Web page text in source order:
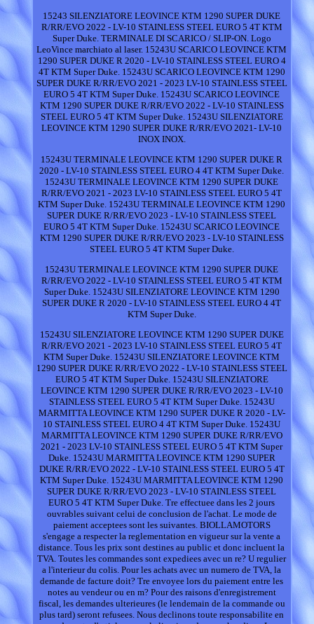
15243 SILENZIATORE LEOVINCE KTM 1290 SUPER DUKE
R/RR/EVO 2022 - LV-10 STAINLESS STEEL EURO 5 4T KTM
Super Duke. TERMINALE DI SCARICO / SLIP-ON. Logo
LeoVince marchiato al laser. 15243U SCARICO LEOVINCE KTM
1290 SUPER DUKE R 2020 - LV-10 STAINLESS STEEL EURO 4
4T KTM Super Duke. 15243U SCARICO LEOVINCE KTM 1290
SUPER DUKE R/RR/EVO 2021 - 2023 LV-10 STAINLESS STEEL
EURO 5 4T KTM Super Duke. 15243U SCARICO LEOVINCE
KTM 1290 SUPER DUKE R/RR/EVO 2022 - LV-10 STAINLESS
STEEL EURO 5 4T KTM Super Duke. 15243U SILENZIATORE
LEOVINCE KTM 1290 SUPER DUKE R/RR/EVO 2021- LV-10
INOX INOX.
15243U TERMINALE LEOVINCE KTM 1290 SUPER DUKE R
2020 - LV-10 STAINLESS STEEL EURO 4 4T KTM Super Duke.
15243U TERMINALE LEOVINCE KTM 1290 SUPER DUKE
R/RR/EVO 2021 - 2023 LV-10 STAINLESS STEEL EURO 5 4T
KTM Super Duke. 15243U TERMINALE LEOVINCE KTM 1290
SUPER DUKE R/RR/EVO 2023 - LV-10 STAINLESS STEEL
EURO 5 4T KTM Super Duke. 15243U SCARICO LEOVINCE
KTM 1290 SUPER DUKE R/RR/EVO 2023 - LV-10 STAINLESS
STEEL EURO 5 4T KTM Super Duke.
15243U TERMINALE LEOVINCE KTM 1290 SUPER DUKE
R/RR/EVO 2022 - LV-10 STAINLESS STEEL EURO 5 4T KTM
Super Duke. 15243U SILENZIATORE LEOVINCE KTM 1290
SUPER DUKE R 2020 - LV-10 STAINLESS STEEL EURO 4 4T
KTM Super Duke.
15243U SILENZIATORE LEOVINCE KTM 1290 SUPER DUKE
R/RR/EVO 2021 - 2023 LV-10 STAINLESS STEEL EURO 5 4T
KTM Super Duke. 15243U SILENZIATORE LEOVINCE KTM
1290 SUPER DUKE R/RR/EVO 2022 - LV-10 STAINLESS STEEL
EURO 5 4T KTM Super Duke. 15243U SILENZIATORE
LEOVINCE KTM 1290 SUPER DUKE R/RR/EVO 2023 - LV-10
STAINLESS STEEL EURO 5 4T KTM Super Duke. 15243U
MARMITTA LEOVINCE KTM 1290 SUPER DUKE R 2020 - LV-
10 STAINLESS STEEL EURO 4 4T KTM Super Duke. 15243U
MARMITTA LEOVINCE KTM 1290 SUPER DUKE R/RR/EVO
2021 - 2023 LV-10 STAINLESS STEEL EURO 5 4T KTM Super
Duke. 15243U MARMITTA LEOVINCE KTM 1290 SUPER
DUKE R/RR/EVO 2022 - LV-10 STAINLESS STEEL EURO 5 4T
KTM Super Duke. 15243U MARMITTA LEOVINCE KTM 1290
SUPER DUKE R/RR/EVO 2023 - LV-10 STAINLESS STEEL
EURO 5 4T KTM Super Duke. Tre effectuee dans les 2 jours
ouvrables suivant celui de conclusion de l'achat. Le mode de
paiement acceptees sont les suivantes. BIOLLAMOTORS
s'engage a respecter la reglementation en vigueur sur la vente a
distance. Tous les prix sont destines au public et donc incluent la
TVA. Toutes les commandes sont expediees avec un re? U regulier
a l'interieur du colis. Pour les achats avec un numero de TVA, la
demande de facture doit? Tre envoyee lors du paiement entre les
notes au vendeur ou en m? Pour des raisons d'enregistrement
fiscal, les demandes ulterieures (le lendemain de la commande ou
plus tard) seront refusees. Nous declinons toute responsabilite en